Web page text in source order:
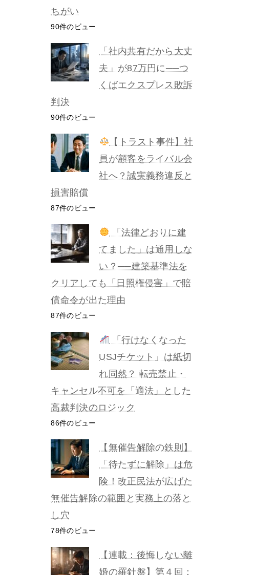
ちがい
90件のビュー
「社内共有だから大丈
夫」が87万円に──つ
くばエクスプレス敗訴
判決
90件のビュー
【トラスト事件】社
員が顧客をライバル会
社へ？誠実義務違反と
損害賠償
87件のビュー
「法律どおりに建
てました」は通用しな
い？──建築基準法を
クリアしても「日照権侵害」で賠
償命令が出た理由
87件のビュー
「行けなくなった
USJチケット」は紙切
れ同然？ 転売禁止・
キャンセル不可を「適法」とした
高裁判決のロジック
86件のビュー
【無催告解除の鉄則】
「待たずに解除」は危
険！改正民法が広げた
無催告解除の範囲と実務上の落と
し穴
78件のビュー
【連載：後悔しない離
婚の羅針盤】第４回：